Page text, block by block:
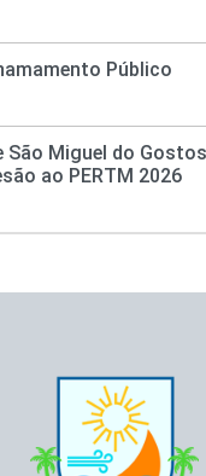
Público
São Miguel do
ao PERTM 2026